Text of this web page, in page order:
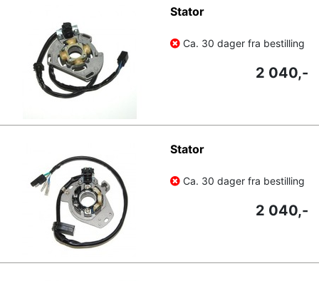
Stator
Ca. 30 dager fra bestilling
2 040,-
Stator
Ca. 30 dager fra bestilling
2 040,-